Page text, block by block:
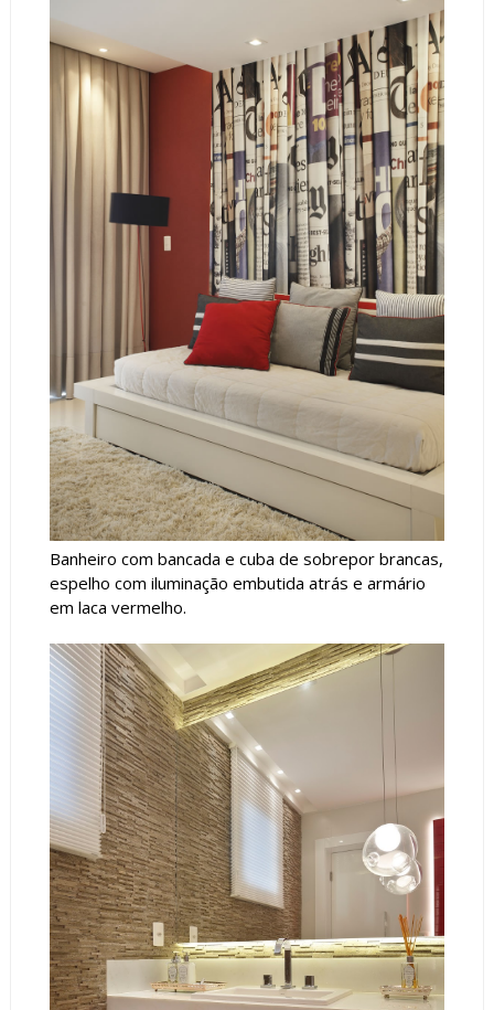
Banheiro com bancada e cuba de sobrepor brancas,
espelho com iluminação embutida atrás e armário
em laca vermelho.